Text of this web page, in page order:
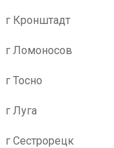
г Кронштадт
г Ломоносов
г Тосно
г Луга
г Сестрорецк